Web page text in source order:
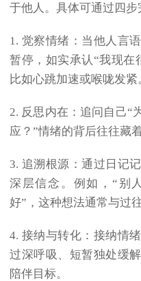
于他人。具体可通过四步
1. 觉察情绪：当他人言
暂停，如实承认“我现在
比如心跳加速或喉咙发紧
2. 反思内在：追问自己“
应？”情绪的背后往往藏
3. 追溯根源：通过日记
深层信念。例如，“别
好”，这种想法通常与过
4. 接纳与转化：接纳情
过深呼吸、短暂独处缓
陪伴目标。